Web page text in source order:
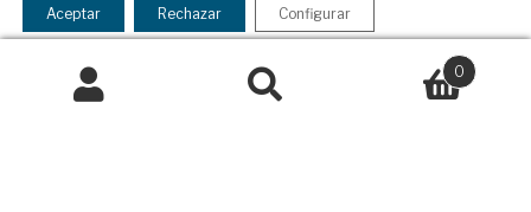
Buscar
0
Financiado por el Programa KIT Digital. Plan de
Recuperación, Transformación y Resiliencia de
Aceptar Rechazar Configurar
acepto
la
política
de
política de privacidad